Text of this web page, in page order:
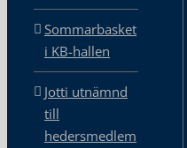
Sommarbasket
i KB-hallen
Jotti utnämnd
till
hedersmedlem